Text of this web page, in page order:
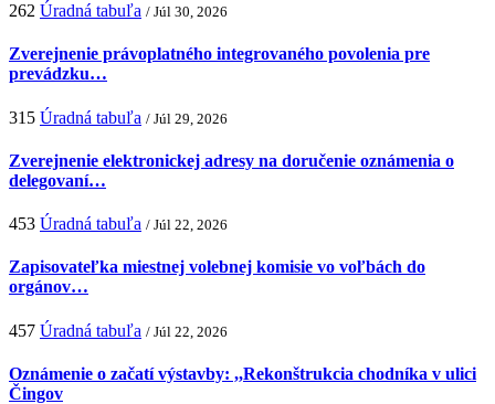
262 Úradná tabuľa / Júl 30, 2026
Zverejnenie právoplatného integrovaného povolenia pre
prevádzku…
315 Úradná tabuľa / Júl 29, 2026
Zverejnenie elektronickej adresy na doručenie oznámenia o
delegovaní…
453 Úradná tabuľa / Júl 22, 2026
Zapisovateľka miestnej volebnej komisie vo voľbách do
orgánov…
457 Úradná tabuľa / Júl 22, 2026
Oznámenie o začatí výstavby: ,,Rekonštrukcia chodníka v ulici
Čingov